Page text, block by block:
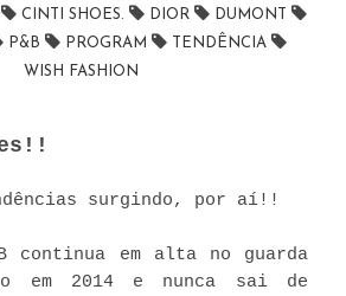
CINTI SHOES. DIOR
DUMONT
P&B PROGRAM
TENDÊNCIA
WISH FASHION
surgindo, por aí!!
continua em alta no guarda
em 2014 e nunca sai de